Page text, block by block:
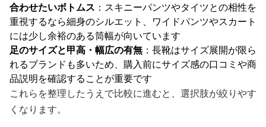
合わせたいボトムス ：スキニーパンツやタイツとの相性を
重視するなら細身のシルエット、ワイドパンツやスカート
には少し余裕のある筒幅が向いています
足のサイズと甲高・幅広の有無 ：長靴はサイズ展開が限ら
れるブランドも多いため、購入前にサイズ感の口コミや商
品説明を確認することが重要です
これらを整理したうえで比較に進むと、選択肢が絞りやす
くなります。